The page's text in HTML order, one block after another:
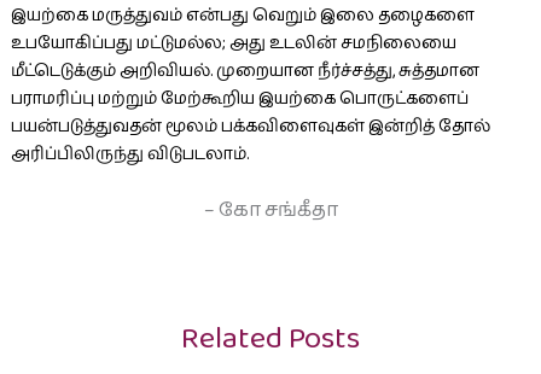
இயற்கை மருத்துவம் என்பது வெறும் இலை தழைகளை
உபயோகிப்பது மட்டுமல்ல; அது உடலின் சமநிலையை
மீட்டெடுக்கும் அறிவியல். முறையான நீர்ச்சத்து, சுத்தமான
பராமரிப்பு மற்றும் மேற்கூறிய இயற்கை பொருட்களைப்
பயன்படுத்துவதன் மூலம் பக்கவிளைவுகள் இன்றித் தோல்
அரிப்பிலிருந்து விடுபடலாம்.
– கோ சங்கீதா
Related Posts